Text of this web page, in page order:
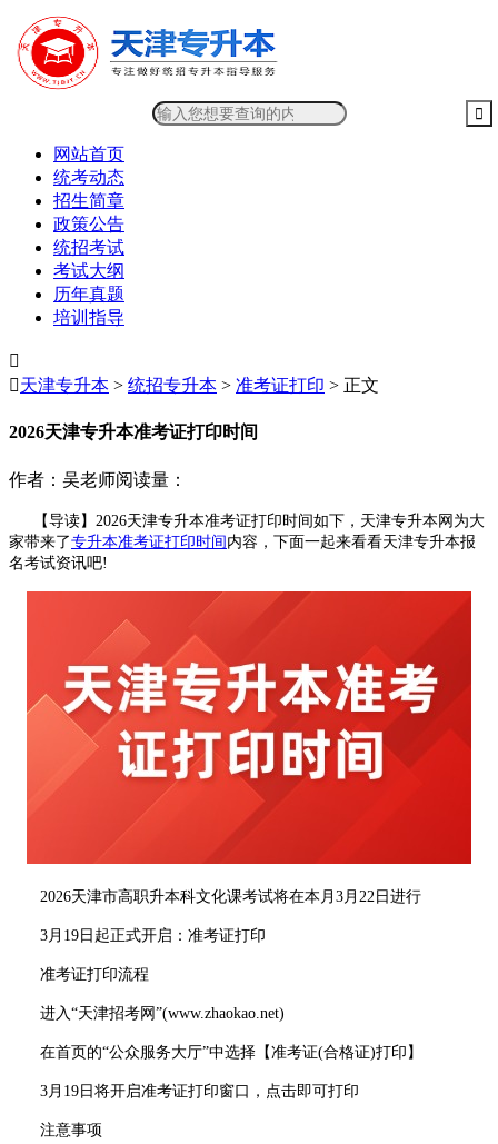
网站首页
统考动态
招生简章
政策公告
统招考试
考试大纲
历年真题
培训指导

天津专升本 > 统招专升本 > 准考证打印 > 正文
2026天津专升本准考证打印时间
作者：吴老师阅读量：
【导读】2026天津专升本准考证打印时间如下，天津专升本网为大
家带来了专升本准考证打印时间内容，下面一起来看看天津专升本报
名考试资讯吧!
2026天津市高职升本科文化课考试将在本月3月22日进行
3月19日起正式开启：准考证打印
准考证打印流程
进入“天津招考网”(www.zhaokao.net)
在首页的“公众服务大厅”中选择【准考证(合格证)打印】
3月19日将开启准考证打印窗口，点击即可打印
注意事项